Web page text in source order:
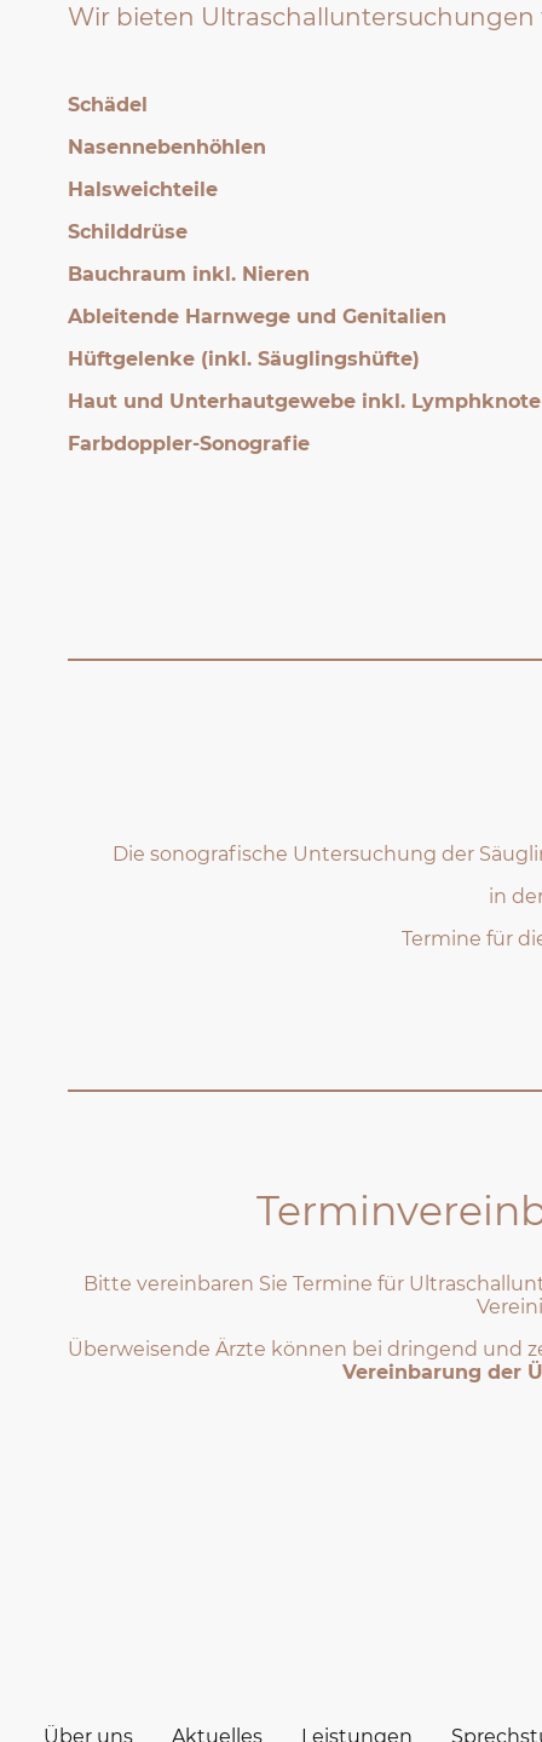
Wir bieten
Schädel
Nasennebenhöhlen
Halsweichteile
Schilddrüse
Bauchraum inkl. Nieren
Ableitende Harnwege und Genitalien
Hüftgelenke (inkl. Säuglingshüfte)
Haut und Unterhautgewebe inkl.
Farbdoppler-Sonografie
Die sonografische Untersuchung der
in
Termine für
Bitte vereinbaren Sie Termine für
Überweisende Ärzte können bei dringend und
Vereinbarung der
Über uns Aktuelles Leistungen